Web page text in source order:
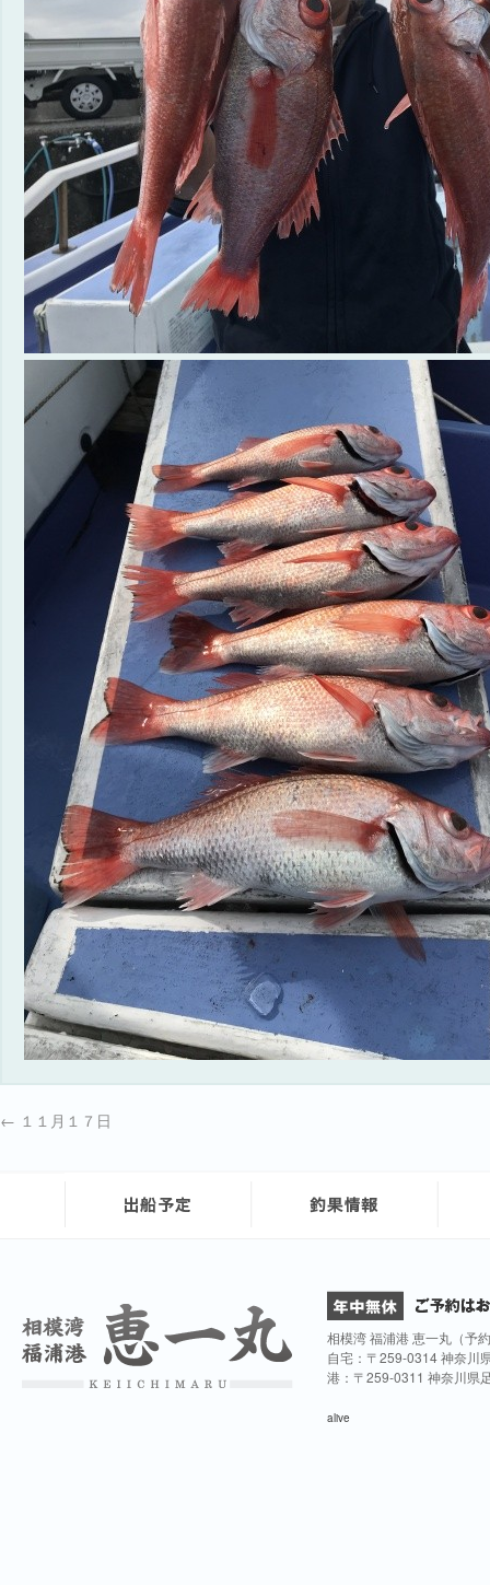
← １１月１７日
相模湾 福浦港 恵一丸（予
自宅：〒259-0314 神奈川
港：〒259-0311 神奈川県
alive